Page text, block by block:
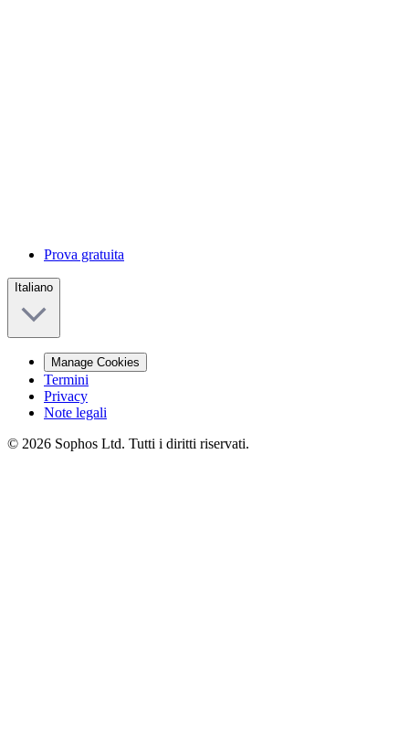
Prova gratuita
Italiano
Manage Cookies
Termini
Privacy
Note legali
© 2026 Sophos Ltd. Tutti i diritti riservati.